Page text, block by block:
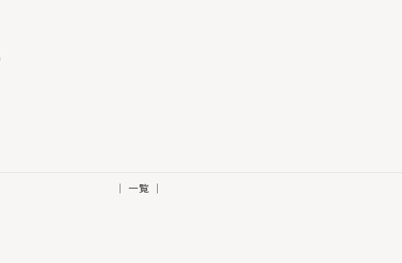
│ 一覧 │